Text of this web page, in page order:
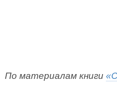
По материалам книги